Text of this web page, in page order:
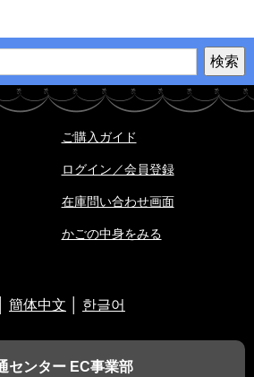
ご購入ガイド
ログイン／会員登録
在庫問い合わせ画面
かごの中身をみる
簡体中文 한글어
ンター EC事業部